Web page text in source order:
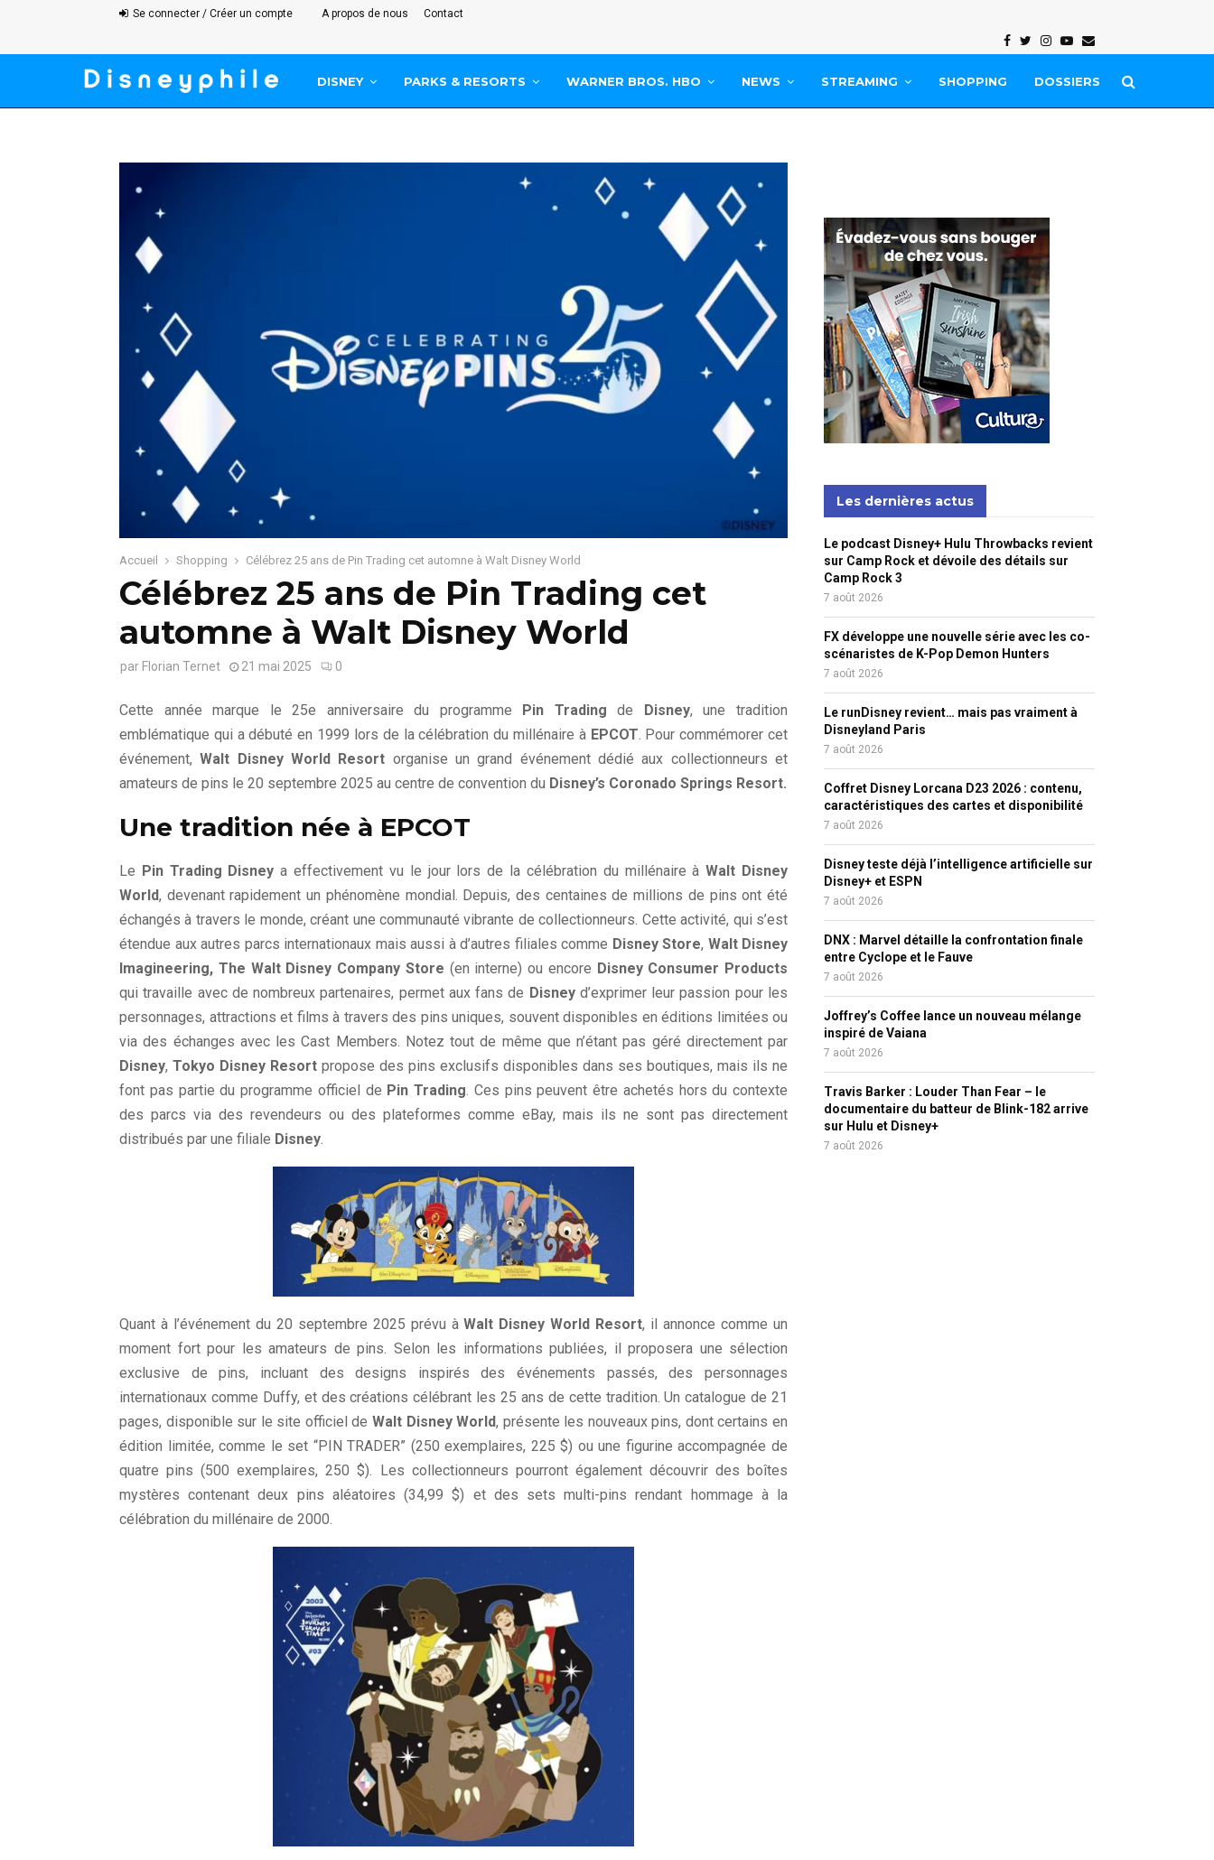
Se connecter / Créer un compte A propos de nous Contact
Facebook
Twitter
Instagram
Youtube
Email
DISNEY PARKS & RESORTS WARNER BROS. HBO NEWS STREAMING SHOPPING DOSSIERS
Accueil Shopping Célébrez 25 ans de Pin Trading cet automne à Walt Disney World
Célébrez 25 ans de Pin Trading cet
automne à Walt Disney World
par Florian Ternet 21 mai 2025 0
Cette année marque le 25e anniversaire du programme Pin Trading de Disney, une tradition
emblématique qui a débuté en 1999 lors de la célébration du millénaire à EPCOT. Pour commémorer cet
événement,Walt Disney World Resort organise un grand événement dédié aux collectionneurs et
amateurs de pins le 20 septembre 2025 au centre de convention du Disney’s Coronado Springs Resort.
Une tradition née à EPCOT
Le Pin Trading Disney a effectivement vu le jour lors de la célébration du millénaire àWalt Disney
World, devenant rapidement un phénomène mondial. Depuis, des centaines de millions de pins ont été
échangés à travers le monde, créant une communauté vibrante de collectionneurs. Cette activité, qui s’est
étendue aux autres parcs internationaux mais aussi à d’autres filiales comme Disney Store, Walt Disney
Imagineering, The Walt Disney Company Store (en interne) ou encore Disney Consumer Products
qui travaille avec de nombreux partenaires, permet aux fans de Disneyd’exprimer leur passion pour les
personnages, attractions et films à travers des pins uniques, souvent disponibles en éditions limitées ou
via des échanges avec les Cast Members. Notez tout de même que n’étant pas géré directement par
Disney, Tokyo Disney Resort propose des pins exclusifs disponibles dans ses boutiques, mais ils ne
font pas partie du programme officiel de Pin Trading. Ces pins peuvent être achetés hors du contexte
des parcs via des revendeurs ou des plateformes comme eBay, mais ils ne sont pas directement
distribués par une filiale Disney.
Quant à l’événement du 20 septembre 2025 prévu àWalt Disney World Resort, il annonce comme un
moment fort pour les amateurs de pins. Selon les informations publiées, il proposera une sélection
exclusive de pins, incluant des designs inspirés des événements passés, des personnages
internationaux comme Duffy, et des créations célébrant les 25 ans de cette tradition. Un catalogue de 21
pages, disponible sur le site officiel de Walt Disney World, présente les nouveaux pins, dont certains en
édition limitée, comme le set “PIN TRADER” (250 exemplaires, 225 $) ou une figurine accompagnée de
quatre pins (500 exemplaires, 250 $). Les collectionneurs pourront également découvrir des boîtes
mystères contenant deux pins aléatoires (34,99 $) et des sets multi-pins rendant hommage à la
célébration du millénaire de 2000.
Les dernières actus
Le podcast Disney+ Hulu Throwbacks revient
sur Camp Rock et dévoile des détails sur
Camp Rock 3
7 août 2026
FX développe une nouvelle série avec les co-
scénaristes de K-Pop Demon Hunters
7 août 2026
Le runDisney revient… mais pas vraiment à
Disneyland Paris
7 août 2026
Coffret Disney Lorcana D23 2026 : contenu,
caractéristiques des cartes et disponibilité
7 août 2026
Disney teste déjà l’intelligence artificielle sur
Disney+ et ESPN
7 août 2026
DNX : Marvel détaille la confrontation finale
entre Cyclope et le Fauve
7 août 2026
Joffrey’s Coffee lance un nouveau mélange
inspiré de Vaiana
7 août 2026
Travis Barker : Louder Than Fear – le
documentaire du batteur de Blink-182 arrive
sur Hulu et Disney+
7 août 2026